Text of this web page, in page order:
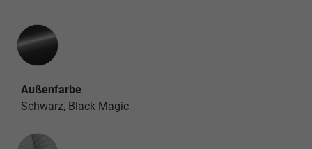
Außenfarbe
Schwarz, Black Magic
Innenausstattung